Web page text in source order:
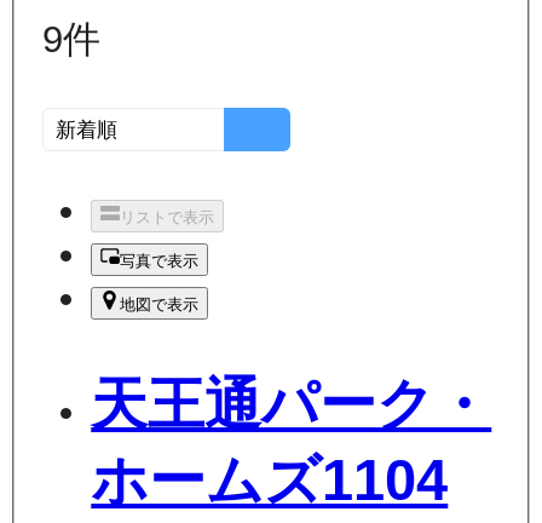
9件
リストで表示
写真で表示
地図で表示
天王通パーク・
ホームズ1104